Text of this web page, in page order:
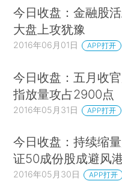
今日收盘：金融股
大盘上攻犹豫
2016年06月01日 APP打开
今日收盘：五月收
指放量攻占2900点
2016年05月31日 APP打开
今日收盘：持续缩
证50成份股成避风
2016年05月30日 APP打开